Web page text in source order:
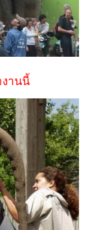
านนี้